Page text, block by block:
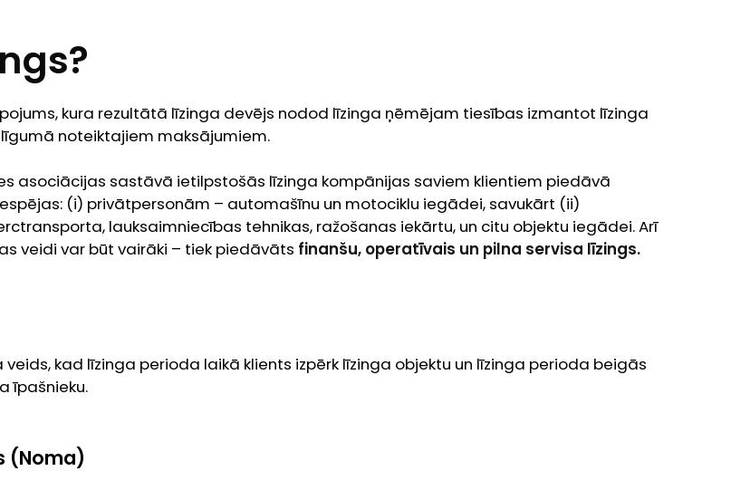
kura rezultātā līzinga devējs nodod līzinga ņēmējam tiesības izmantot līzinga
noteiktajiem maksājumiem.
asociācijas sastāvā ietilpstošās līzinga kompānijas saviem klientiem piedāvā
(i) privātpersonām – automašīnu un motociklu iegādei, savukārt (ii)
lauksaimniecības tehnikas, ražošanas iekārtu, un citu objektu iegādei. Arī
veidi var būt vairāki – tiek piedāvāts finanšu, operatīvais un pilna servisa līzings.
veids, kad līzinga perioda laikā klients izpērk līzinga objektu un līzinga perioda beigās
īpašnieku.
(Noma)